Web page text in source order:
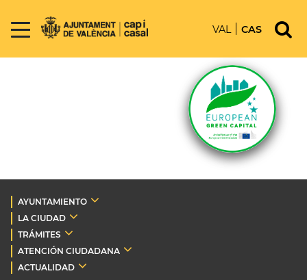
VAL CAS
AYUNTAMIENTO
LA CIUDAD
TRÁMITES
ATENCIÓN CIUDADANA
ACTUALIDAD